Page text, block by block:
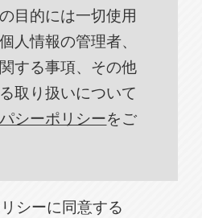
目的には一切使用
人情報の管理者、
する事項、その他
取り扱いについて
シーポリシーをご
シーに同意する